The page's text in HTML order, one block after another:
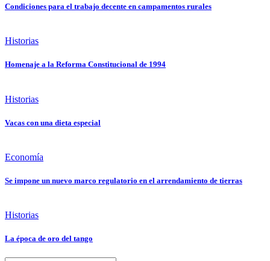
Condiciones para el trabajo decente en campamentos rurales
Historias
Homenaje a la Reforma Constitucional de 1994
Historias
Vacas con una dieta especial
Economía
Se impone un nuevo marco regulatorio en el arrendamiento de tierras
Historias
La época de oro del tango